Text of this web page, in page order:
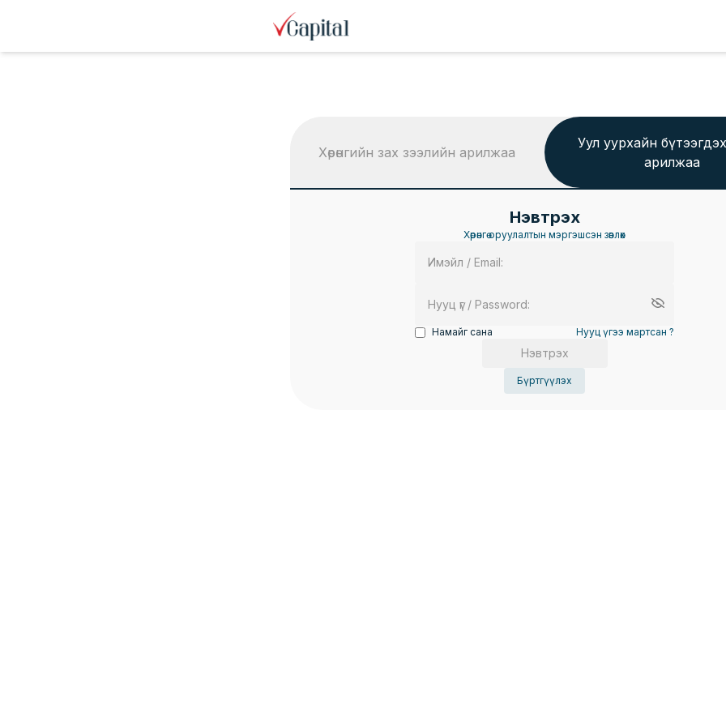
Хөрөнгийн зах зээлийн арилжаа
Уул уурхайн
арилжаа
Нэвтрэх
Хөрөнгө оруулалтын мэргэшсэн зөвлөх
Намайг сана Нууц үгээ мартсан ?
Нэвтрэх
Бүртгүүлэх